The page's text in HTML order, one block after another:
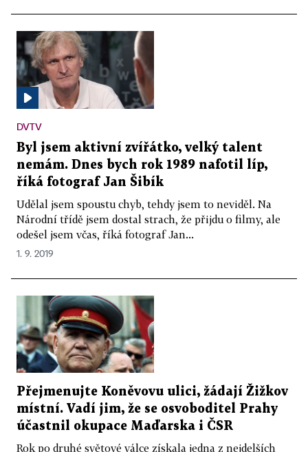
DVTV
Byl jsem aktivní zvířátko, velký talent
nemám. Dnes bych rok 1989 nafotil líp,
říká fotograf Jan Šibík
Udělal jsem spoustu chyb, tehdy jsem to neviděl. Na
Národní třídě jsem dostal strach, že přijdu o filmy, ale
odešel jsem včas, říká fotograf Jan...
1. 9. 2019
Přejmenujte Koněvovu ulici, žádají Žižkov
místní. Vadí jim, že se osvoboditel Prahy
účastnil okupace Maďarska i ČSR
Rok po druhé světové válce získala jedna z nejdelších